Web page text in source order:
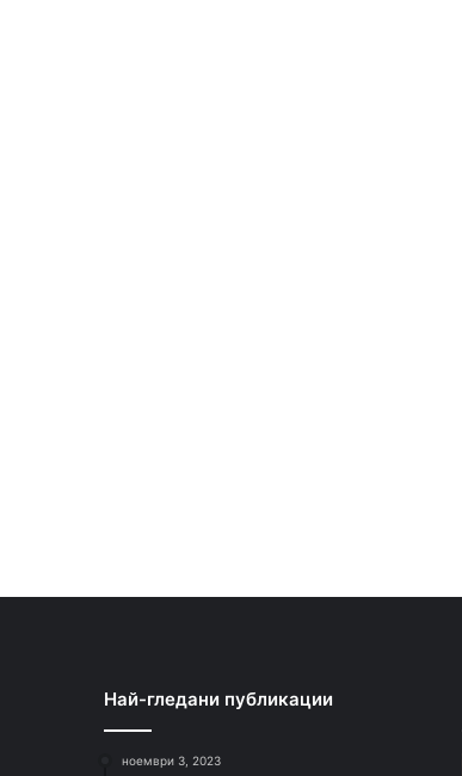
Най-гледани публикации
ноември 3, 2023